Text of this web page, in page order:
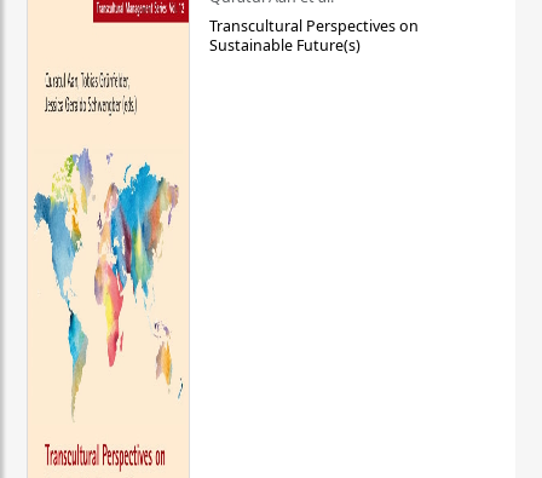
Transcultural Perspectives on
Sustainable Future(s)